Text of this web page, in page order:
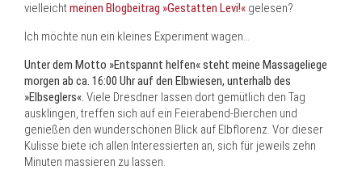
vielleichtmeinen Blogbeitrag »Gestatten Levi!« gelesen?
Ich möchte nun ein kleines Experiment wagen…
Unter dem Motto »Entspannt helfen« steht meine Massageliege
morgen ab ca. 16:00 Uhr auf den Elbwiesen, unterhalb des
»Elbseglers«. Viele Dresdner lassen dort gemütlich den Tag
ausklingen, treffen sich auf ein Feierabend-Bierchen und
genießen den wunderschönen Blick auf Elbflorenz. Vor dieser
Kulisse biete ich allen Interessierten an, sich für jeweils zehn
Minuten massieren zu lassen.